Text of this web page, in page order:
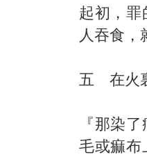
起初，罪
人吞食，
五 在火
『那染
毛或痲布